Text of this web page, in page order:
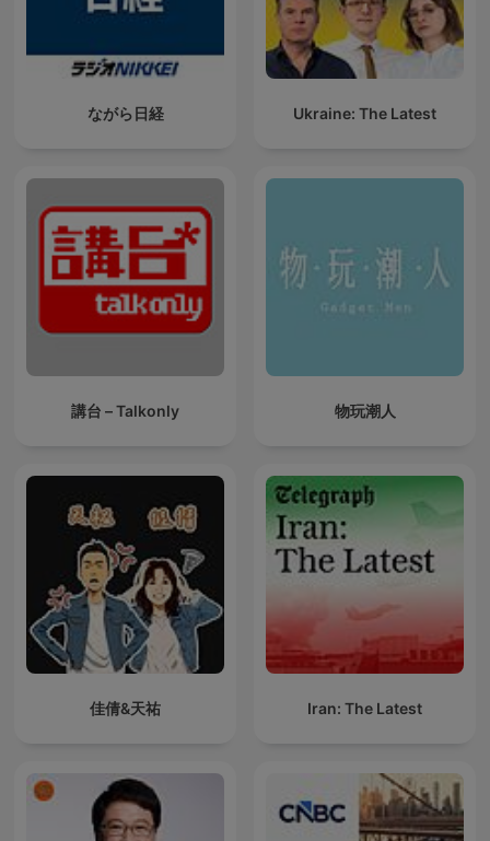
ながら日経 Ukraine: The Latest
講台 – Talkonly 物玩潮人
佳倩&天祐 Iran: The Latest